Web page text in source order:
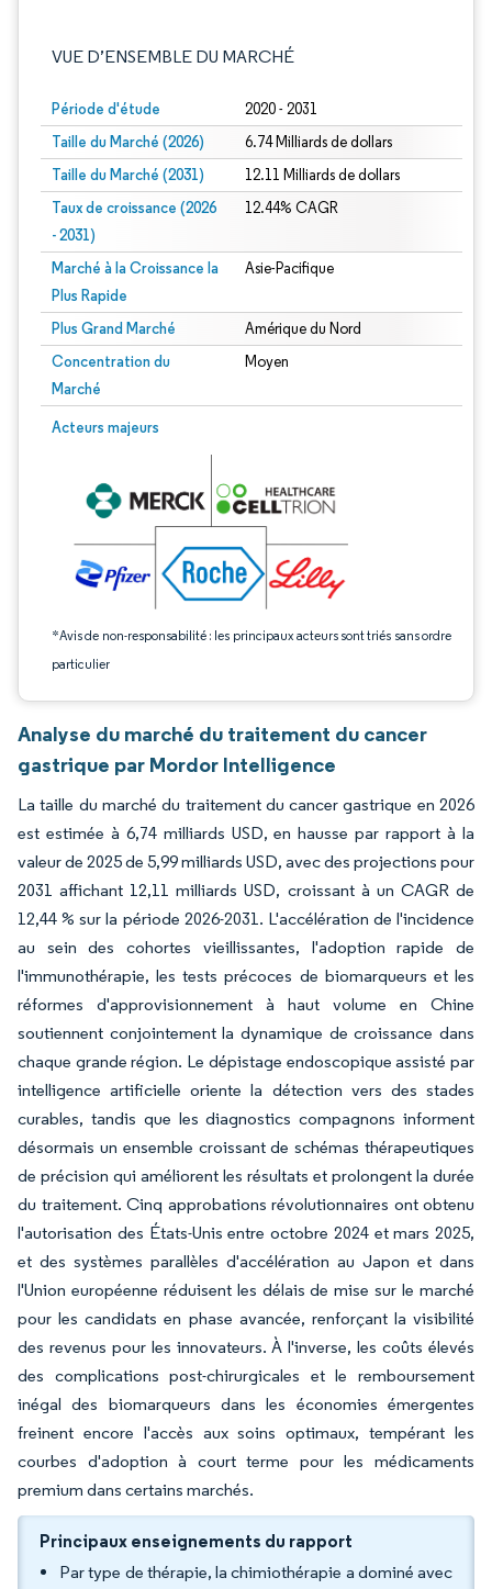
VUE D’ENSEMBLE DU MARCHÉ
Période d'étude 2020 - 2031
Taille du Marché (2026) 6.74 Milliards de dollars
Taille du Marché (2031) 12.11 Milliards de dollars
Taux de croissance (2026
- 2031)
12.44% CAGR
Marché à la Croissance la
Plus Rapide
Asie-Pacifique
Plus Grand Marché Amérique du Nord
Concentration du
Marché
Moyen
Acteurs majeurs
*Avis de non-responsabilité : les principaux acteurs sont triés sans ordre
particulier
Image © Mordor Intelligence. La réutilisation nécessite une attribution sous CC
Analyse du marché du traitement du cancer
gastrique par Mordor Intelligence
La taille du marché du traitement du cancer gastrique en 2026
est estimée à 6,74 milliards USD, en hausse par rapport à la
valeur de 2025 de 5,99 milliards USD, avec des projections pour
2031 affichant 12,11 milliards USD, croissant à un CAGR de
12,44 % sur la période 2026-2031. L'accélération de l'incidence
au sein des cohortes vieillissantes, l'adoption rapide de
l'immunothérapie, les tests précoces de biomarqueurs et les
réformes d'approvisionnement à haut volume en Chine
soutiennent conjointement la dynamique de croissance dans
chaque grande région. Le dépistage endoscopique assisté par
intelligence artificielle oriente la détection vers des stades
curables, tandis que les diagnostics compagnons informent
désormais un ensemble croissant de schémas thérapeutiques
de précision qui améliorent les résultats et prolongent la durée
du traitement. Cinq approbations révolutionnaires ont obtenu
l'autorisation des États-Unis entre octobre 2024 et mars 2025,
et des systèmes parallèles d'accélération au Japon et dans
l'Union européenne réduisent les délais de mise sur le marché
pour les candidats en phase avancée, renforçant la visibilité
des revenus pour les innovateurs. À l'inverse, les coûts élevés
des complications post-chirurgicales et le remboursement
inégal des biomarqueurs dans les économies émergentes
freinent encore l'accès aux soins optimaux, tempérant les
courbes d'adoption à court terme pour les médicaments
premium dans certains marchés.
Principaux enseignements du rapport
Par type de thérapie, la chimiothérapie a dominé avec